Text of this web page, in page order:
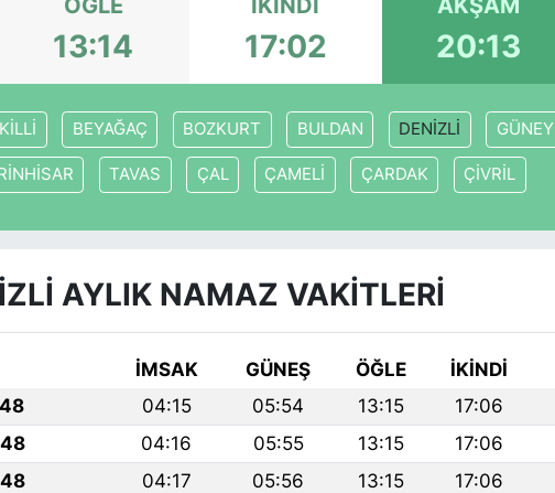
ÖĞLE
13:14
İKINDI
17:02
AKŞAM
20:13
BEYAĞAÇ BOZKURT BULDAN DENİZLİ GÜNEY
TAVAS ÇAL ÇAMELİ ÇARDAK ÇİVRİL
AYLIK NAMAZ VAKITLERI
İMSAK GÜNEŞ ÖĞLE İKINDI
04:15 05:54 13:15 17:06
04:16 05:55 13:15 17:06
04:17 05:56 13:15 17:06